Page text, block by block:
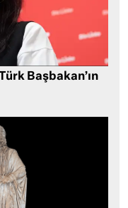
Başbakan’ın